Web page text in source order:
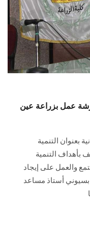
الطلاب
هيئة التدريس
الدراسات العليا
ورؤية مصر 2030.. ورشة عمل بزراعة عين
بعنوان التنمية
التعريف بأهداف التنمية
والعمل على إيجاد
أستاذ مساعد